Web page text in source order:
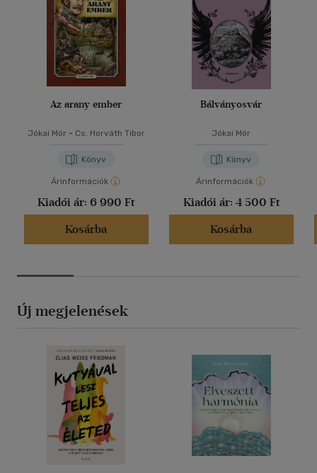
Az arany ember
Jókai Mór - Cs. Horváth Tibor
Könyv
Árinformációk
Kiadói ár: 6 990 Ft
Kosárba
Bálványosvár
Jókai Mór
Könyv
Árinformációk
Kiadói ár: 4 500 Ft
Kosárba
Új megjelenések